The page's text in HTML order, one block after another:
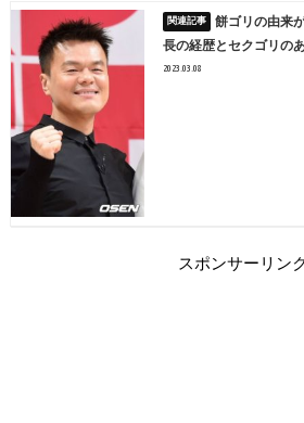
餅ゴリの由来
長の経歴とセクゴリの
2023.03.08
スポンサーリン